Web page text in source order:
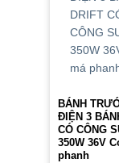
BÁNH
ĐIỆN 3
CÓ CÔNG
350W 36V
phanh